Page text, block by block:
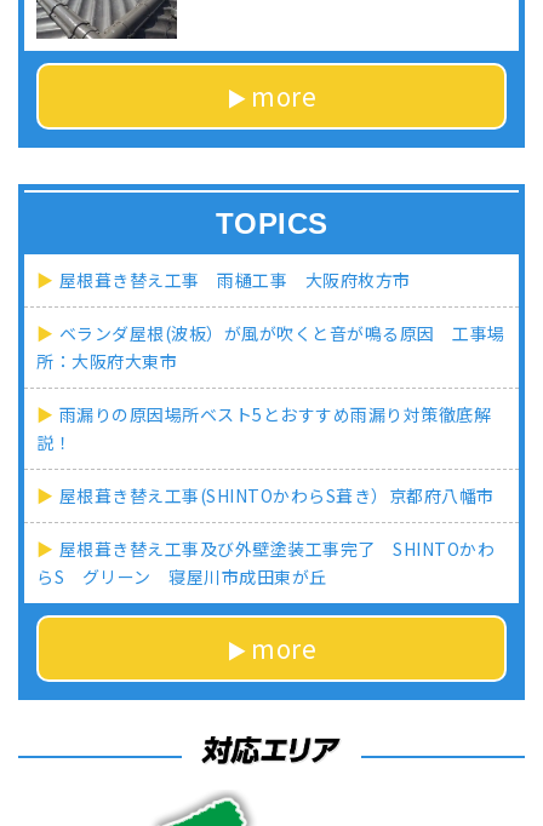
more
TOPICS
屋根葺き替え工事 雨樋工事 大阪府枚方市
ベランダ屋根(波板）が風が吹くと音が鳴る原因 工事場
所：大阪府大東市
雨漏りの原因場所ベスト5とおすすめ雨漏り対策徹底解
説！
屋根葺き替え工事(SHINTOかわらS葺き）京都府八幡市
屋根葺き替え工事及び外壁塗装工事完了 SHINTOかわ
らS グリーン 寝屋川市成田東が丘
more